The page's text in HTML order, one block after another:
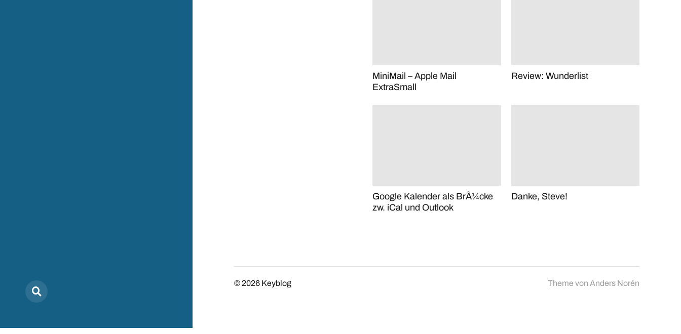
MiniMail – Apple Mail
ExtraSmall
Review: Wunderlist
Google Kalender als BrÃ¼cke
zw. iCal und Outlook
Danke, Steve!
© 2026 Keyblog Theme von Anders Norén